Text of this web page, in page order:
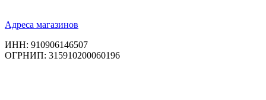
Адреса магазинов
ИНН: 910906146507
ОГРНИП: 315910200060196